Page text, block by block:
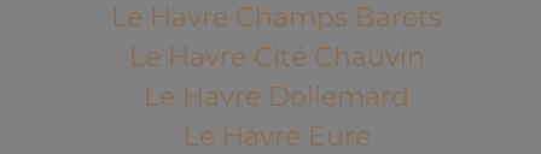
Le Havre Champs Barets
Le Havre Cité Chauvin
Le Havre Dollemard
Le Havre Eure